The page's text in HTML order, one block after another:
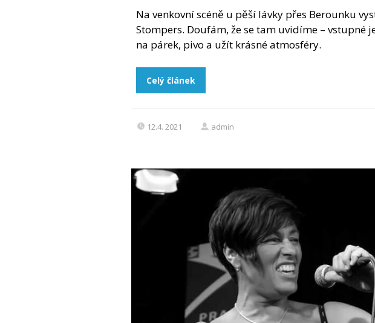
Na venkovní scéně u pěší lávky přes Berounku
Stompers. Doufám, že se tam uvidíme – vstupné
na párek, pivo a užít krásné atmosféry.
Celý článek
12.4. 2021 admin